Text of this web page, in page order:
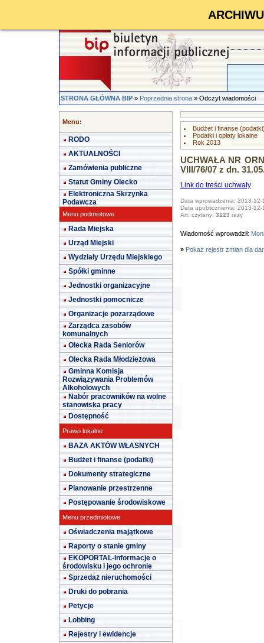
STRONA GŁÓWNA BIP»Poprzednia strona» Odczyt wiadomości
Menu:
RODO
AKTUALNOŚCI
Zamówienia publiczne
Statut Gminy Olecko
Elektroniczna Skrzynka
Podawcza
Menu podmiotowe
Rada Miejska
Urząd Miejski
Wydziały Urzędu Miejskiego
Spółki gminne
Jednostki organizacyjne
Jednostki pomocnicze
Organizacje pozarządowe
Zarządca zasobów
komunalnych
Olecka Rada Seniorów
Olecka Rada Młodzieżowa
Gminna Komisja
Rozwiązywania Problemów
Alkoholowych
Nabór pracowników na wolne
stanowiska pracy
Dostępność
Prawo lokalne
BAZA AKTÓW WŁASNYCH
Budżet i finanse (podatki)
Dokumenty strategiczne
Planowanie przestrzenne
Postępowanie środowiskowe
Menu przedmiotowe
Oświadczenia majątkowe
Raporty o stanie gminy
EKOPORTAL-Informacje o
środowisku i jego ochronie
Sprzedaż nieruchomości
Druki do pobrania
Petycje
Lobbing
Rejestry i ewidencje
Budżet i finanse
Podatki i opłaty lokalne
Rok 2013
UCHWAŁA NR
VIII/76/07 z dn.
Link do treści uchwały
Data wprowadzenia: 2013-12-
Data upublicznienia: 2013-12-
Art. czytany: 3123 razy
Wiadomość wprowadził:
» Pokaż rejestr zmian dla